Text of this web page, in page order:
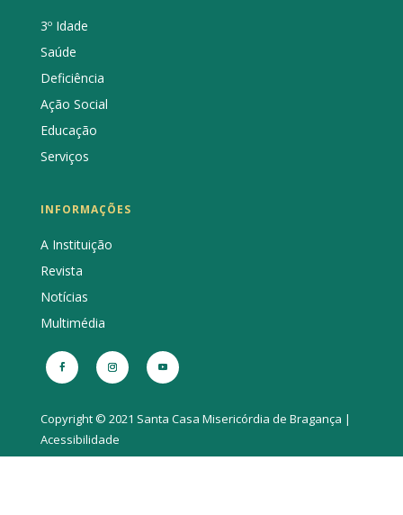
3º Idade
Saúde
Deficiência
Ação Social
Educação
Serviços
INFORMAÇÕES
A Instituição
Revista
Notícias
Multimédia
Copyright © 2021 Santa Casa Misericórdia de Bragança |
Acessibilidade